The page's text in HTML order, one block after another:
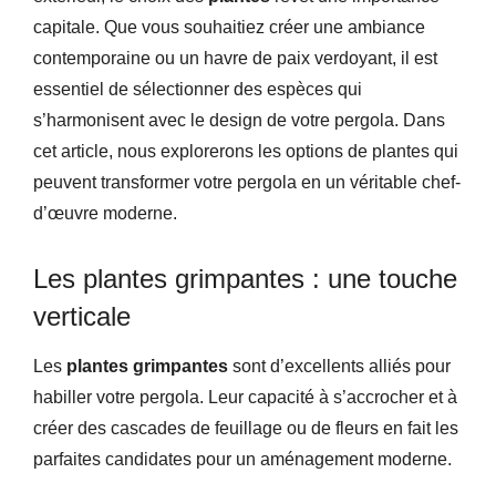
capitale. Que vous souhaitiez créer une ambiance
contemporaine ou un havre de paix verdoyant, il est
essentiel de sélectionner des espèces qui
s’harmonisent avec le design de votre pergola. Dans
cet article, nous explorerons les options de plantes qui
peuvent transformer votre pergola en un véritable chef-
d’œuvre moderne.
Les plantes grimpantes : une touche
verticale
Les plantes grimpantes sont d’excellents alliés pour
habiller votre pergola. Leur capacité à s’accrocher et à
créer des cascades de feuillage ou de fleurs en fait les
parfaites candidates pour un aménagement moderne.